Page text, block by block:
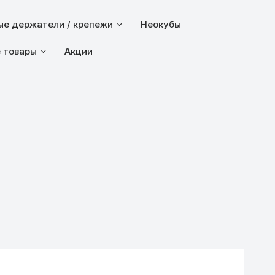
держатели / крепежи Неокубы
товары Акции